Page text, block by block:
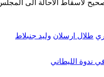
لاسقاط الاحالة الى
طلال ارسلان وليد جنبلاط
ندوة الليطاني